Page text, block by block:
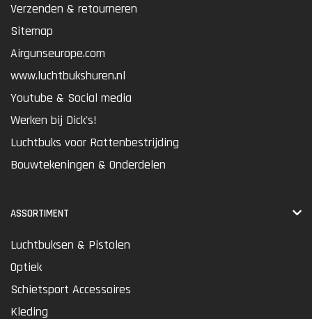
Verzenden & retourneren
Sitemap
Airgunseurope.com
www.luchtbukshuren.nl
Youtube & Social media
Werken bij Dick's!
Luchtbuks voor Rattenbestrijding
Bouwtekeningen & Onderdelen
ASSORTIMENT
Luchtbuksen & Pistolen
Optiek
Schietsport Accessoires
Kleding